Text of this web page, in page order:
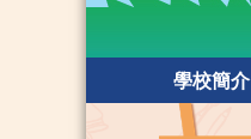
學校簡介